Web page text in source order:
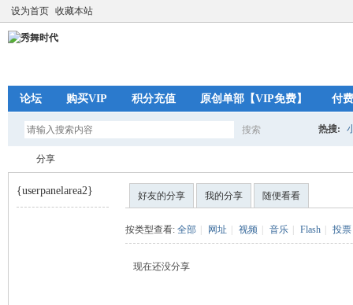
设为首页 收藏本站
论坛 购买VIP 积分充值 原创单部【VIP免费】 付
搜索 热搜:
分享
{userpanelarea2} 好友的分享 我的分享 随便看看
按类型查看: 全部 网址 视频 音乐 Flash 投票
现在还没分享